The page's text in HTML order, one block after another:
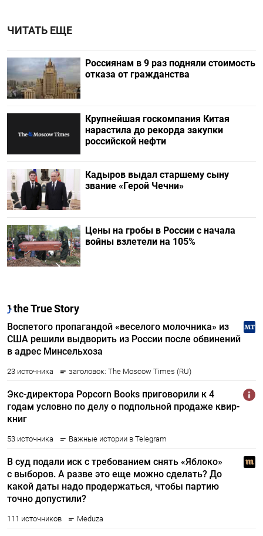
ЧИТАТЬ ЕЩЕ
Россиянам в 9 раз подняли стоимость
отказа от гражданства
Крупнейшая госкомпания Китая
нарастила до рекорда закупки
российской нефти
Кадыров выдал старшему сыну
звание «Герой Чечни»
Цены на гробы в России с начала
войны взлетели на 105%